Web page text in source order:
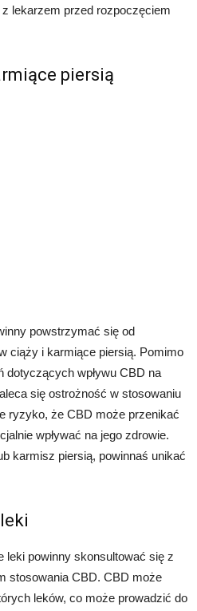
lekarzem przed rozpoczęciem
piersią
powstrzymać się od
ciąży i karmiące piersią. Pomimo
dotyczących wpływu CBD na
się ostrożność w stosowaniu
ryzyko, że CBD może przenikać
wpływać na jego zdrowie.
karmisz piersią, powinnaś unikać
leki powinny skonsultować się z
stosowania CBD. CBD może
leków, co może prowadzić do